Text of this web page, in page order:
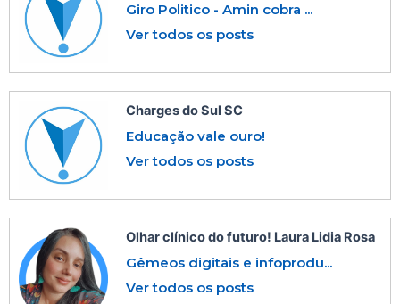
Giro Politico - Amin cobra ...
Ver todos os posts
Charges do Sul SC
Educação vale ouro!
Ver todos os posts
Olhar clínico do futuro! Laura Lidia Rosa
Gêmeos digitais e infoprodu...
Ver todos os posts